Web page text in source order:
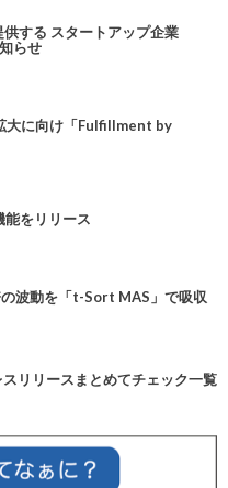
する スタートアップ企業
らせ
大に向け「Fulfillment by
能をリリース
波動を「t-Sort MAS」で吸収
スリリースまとめてチェック一覧